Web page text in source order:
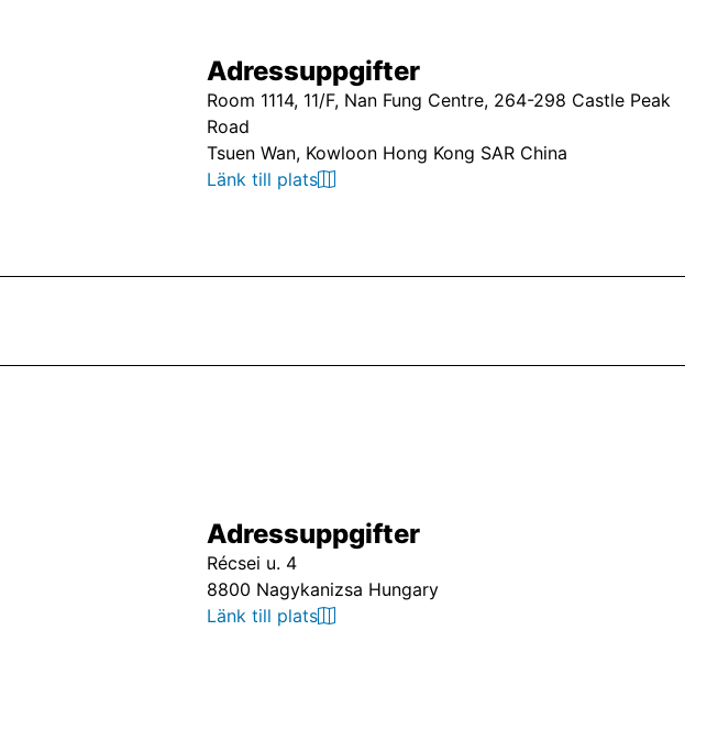
Adressuppgifter
Room 1114, 11/F, Nan Fung Centre, 264-298 Castle Peak
Road
Tsuen Wan, Kowloon Hong Kong SAR China
Länk till plats
Adressuppgifter
Récsei u. 4
8800 Nagykanizsa Hungary
Länk till plats